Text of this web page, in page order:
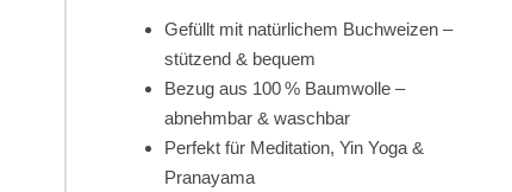
Gefüllt mit natürlichem Buchweizen –
stützend & bequem
Bezug aus 100 % Baumwolle –
abnehmbar & waschbar
Perfekt für Meditation, Yin Yoga &
Pranayama